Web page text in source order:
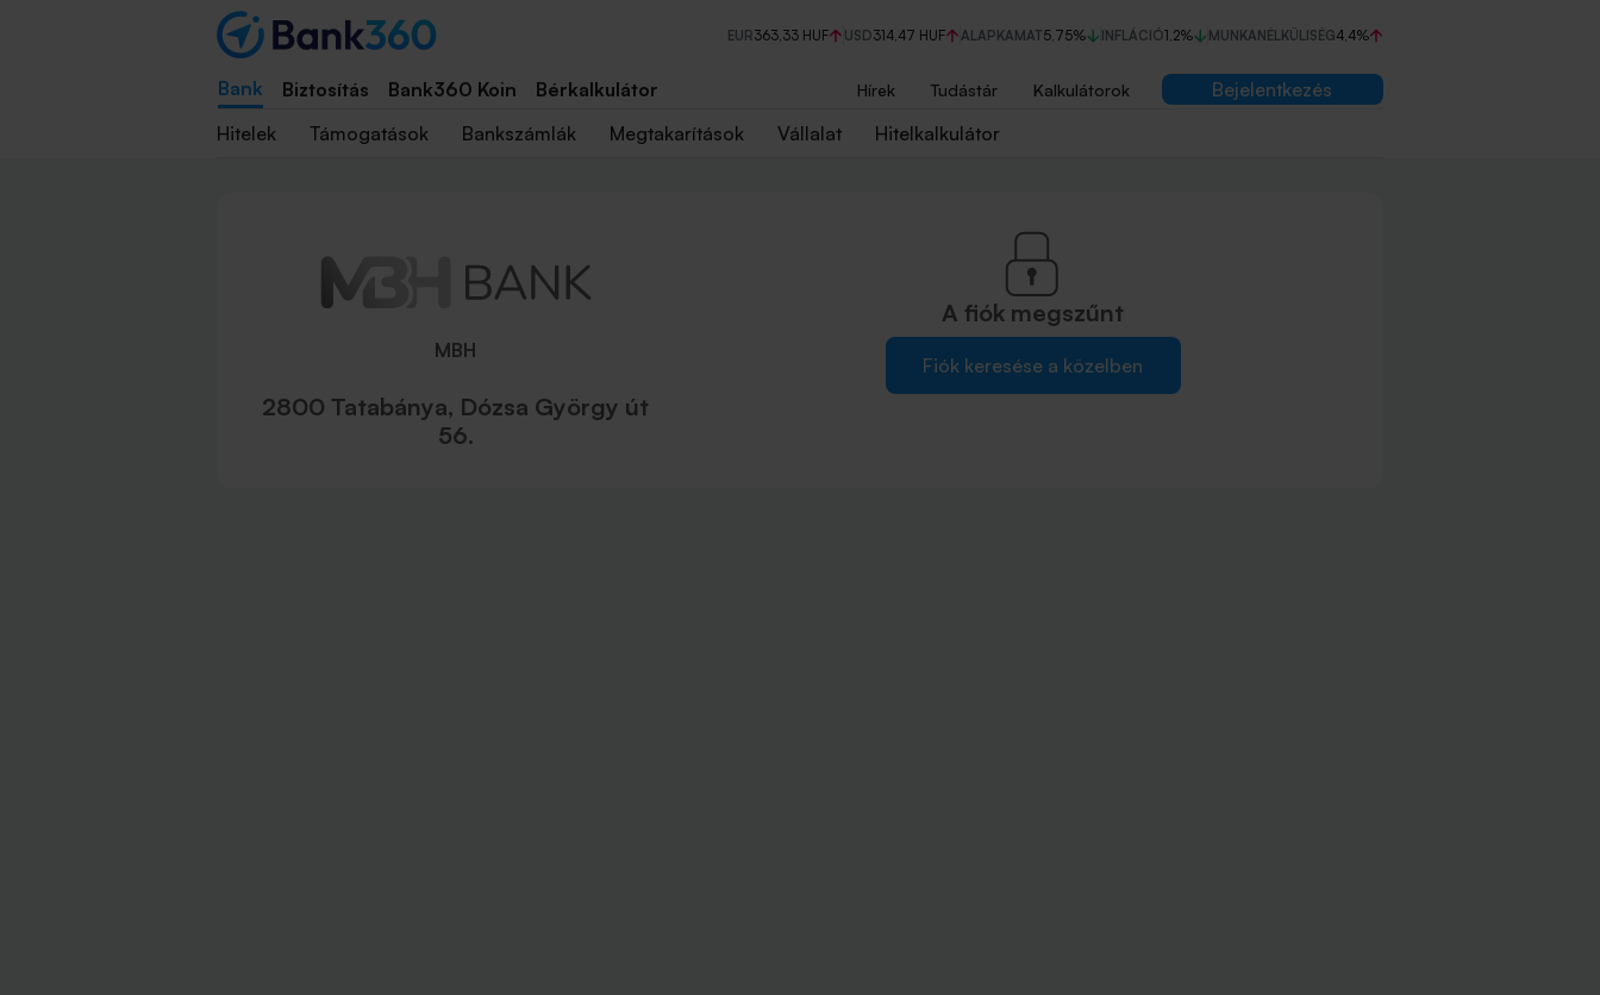
EUR363,33 HUF USD314,47 HUF ALAPKAMAT5,75% INFLÁCIÓ1,2% MUNKANÉLKÜLISÉG4,4%
Bank Biztosítás Bank360 Koin Bérkalkulátor Hírek Tudástár Kalkulátorok
Bejelentkezés
Hitelek
Támogatások Bankszámlák Megtakarítások Vállalat Hitelkalkulátor
MBH
2800 Tatabánya, Dózsa György út
56.
A fiók megszűnt
Fiók keresése a közelben